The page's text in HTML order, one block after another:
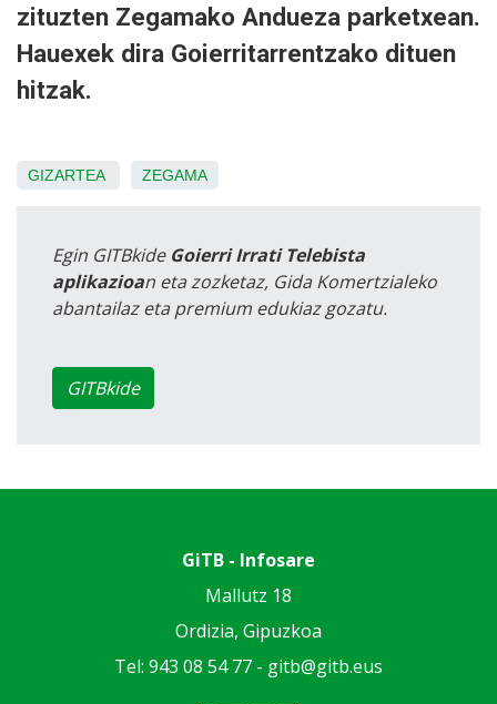
zituzten Zegamako Andueza parketxean.
Hauexek dira Goierritarrentzako dituen
hitzak.
GIZARTEA ZEGAMA
Egin GITBkide Goierri Irrati Telebista
aplikazioan eta zozketaz, Gida Komertzialeko
abantailaz eta premium edukiaz gozatu.
GITBkide
GiTB - Infosare
Mallutz 18
Ordizia, Gipuzkoa
Tel: 943 08 54 77 - gitb@gitb.eus